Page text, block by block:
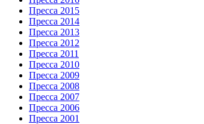
Пресса 2015
Пресса 2014
Пресса 2013
Пресса 2012
Пресса 2011
Пресса 2010
Пресса 2009
Пресса 2008
Пресса 2007
Пресса 2006
Пресса 2001